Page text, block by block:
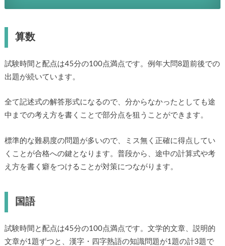
算数
試験時間と配点は45分の100点満点です。例年大問8題前後での
出題が続いています。
全て記述式の解答形式になるので、分からなかったとしても途
中までの考え方を書くことで部分点を狙うことができます。
標準的な難易度の問題が多いので、ミス無く正確に得点してい
くことが合格への鍵となります。普段から、途中の計算式や考
え方を書く癖をつけることが対策につながります。
国語
試験時間と配点は45分の100点満点です。文学的文章、説明的
文章が1題ずつと、漢字・四字熟語の知識問題が1題の計3題で